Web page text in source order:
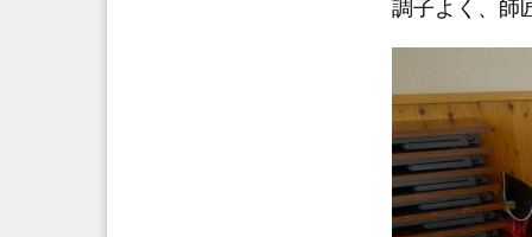
調子よく、師